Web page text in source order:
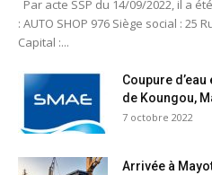
Par acte SSP du 14/09/2022, il a
: AUTO SHOP 976 Siège social : 25
Capital :...
Coupure
de Koungou,
7 octobre 2022
Arrivée à